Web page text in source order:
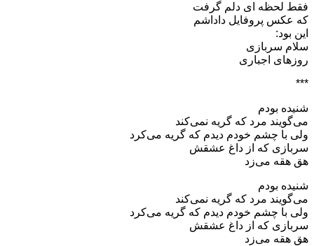
فقط لحظه ای دلم گرفت
که عکس پروفایل داداشم
این بود:
سلام‌ سربازی
روزهای اجباری
***
شنیده بودم
می‌گویند مرد که گریه نمی‌کند
ولی با چشم خودم دیدم که گریه می‌کرد
سربازی که از داغ عشقش
هق هقه می‌زد
شنیده بودم
می‌گویند مرد که گریه نمی‌کند
ولی با چشم خودم دیدم که گریه می‌کرد
سربازی که از داغ عشقش
هق هقه می‌زد